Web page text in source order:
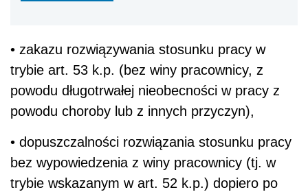
• zakazu rozwiązywania stosunku pracy w
trybie art. 53 k.p. (bez winy pracownicy, z
powodu długotrwałej nieobecności w pracy z
powodu choroby lub z innych przyczyn),
• dopuszczalności rozwiązania stosunku pracy
bez wypowiedzenia z winy pracownicy (tj. w
trybie wskazanym w art. 52 k.p.) dopiero po